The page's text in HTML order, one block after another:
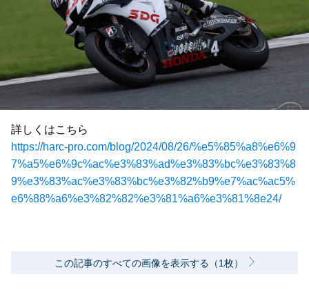
詳しくはこちら
https://harc-pro.com/blog/2024/08/26/%e5%85%a8%e6%9
7%a5%e6%9c%ac%e3%83%ad%e3%83%bc%e3%83%8
9%e3%83%ac%e3%83%bc%e3%82%b9%e7%ac%ac5%
e6%88%a6%e3%82%82%e3%81%a6%e3%81%8e24/
この記事のすべての画像を表示する（1枚）